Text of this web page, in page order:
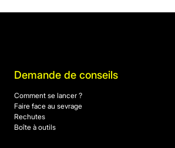
Demande de conseils
Comment se lancer ?
Faire face au sevrage
Rechutes
Boîte à outils